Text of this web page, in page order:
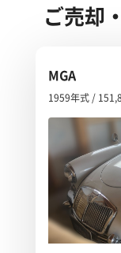
ご売却
MGA
1959年式 /